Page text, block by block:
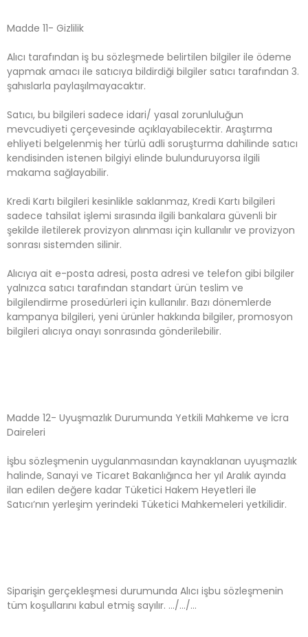
Madde 11- Gizlilik
Alıcı tarafından iş bu sözleşmede belirtilen bilgiler ile ödeme
yapmak amacı ile satıcıya bildirdiği bilgiler satıcı tarafından 3.
şahıslarla paylaşılmayacaktır.
Satıcı, bu bilgileri sadece idari/ yasal zorunluluğun
mevcudiyeti çerçevesinde açıklayabilecektir. Araştırma
ehliyeti belgelenmiş her türlü adli soruşturma dahilinde satıcı
kendisinden istenen bilgiyi elinde bulunduruyorsa ilgili
makama sağlayabilir.
Kredi Kartı bilgileri kesinlikle saklanmaz, Kredi Kartı bilgileri
sadece tahsilat işlemi sırasında ilgili bankalara güvenli bir
şekilde iletilerek provizyon alınması için kullanılır ve provizyon
sonrası sistemden silinir.
Alıcıya ait e-posta adresi, posta adresi ve telefon gibi bilgiler
yalnızca satıcı tarafından standart ürün teslim ve
bilgilendirme prosedürleri için kullanılır. Bazı dönemlerde
kampanya bilgileri, yeni ürünler hakkında bilgiler, promosyon
bilgileri alıcıya onayı sonrasında gönderilebilir.
Madde 12- Uyuşmazlık Durumunda Yetkili Mahkeme ve İcra
Daireleri
İşbu sözleşmenin uygulanmasından kaynaklanan uyuşmazlık
halinde, Sanayi ve Ticaret Bakanlığınca her yıl Aralık ayında
ilan edilen değere kadar Tüketici Hakem Heyetleri ile
Satıcı’nın yerleşim yerindeki Tüketici Mahkemeleri yetkilidir.
Siparişin gerçekleşmesi durumunda Alıcı işbu sözleşmenin
tüm koşullarını kabul etmiş sayılır. …/…/…